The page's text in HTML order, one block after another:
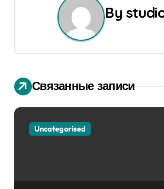
и
я
п
By
Связанные записи
Uncategorised